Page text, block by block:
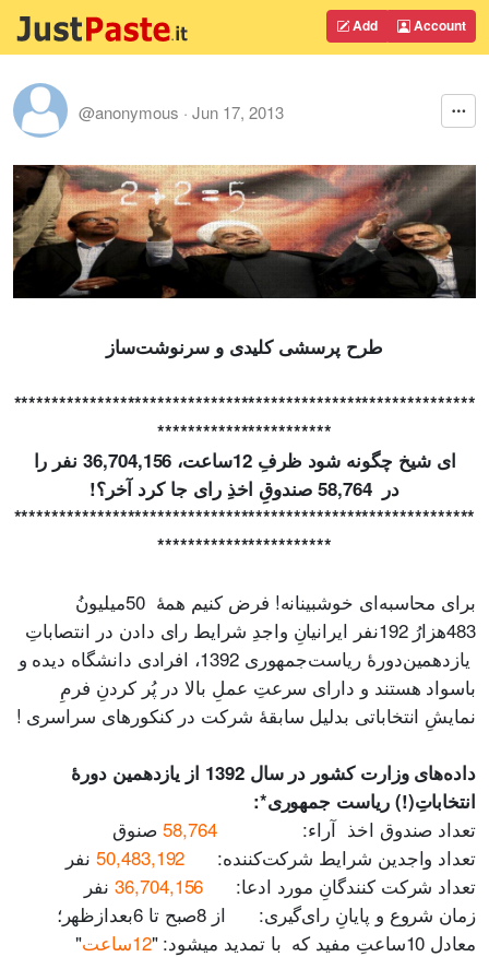
Add Account
@anonymous · Jun 17, 2013
طرح پرسشی کلیدی و سرنوشت‌ساز
******************
***
*******
********
*********
*
***************
***********************
ای شیخ چگونه شود ظرفِ 12ساعت، 36,704,156 نفر را
در 58,764 صندوقِ اخذِ رای جا کرد آخر؟!
*********************
***
*********
*********
*******************
***********************
برای محاسبه‌ای خوشبینانه! فرض کنیم همۀ 50میلیونُ
483هزارُ 192نفر ایرانیانِ واجدِ شرایط رای دادن در انتصاباتِ
یازدهمین‌دورۀ ریاست‌جمهوری 1392، افرادی دانشگاه‌ دیده و
باسواد هستند و دارای سرعتِ عملِ بالا در پُر کردنِ فرمِ
نمایشِ انتخاباتی بدلیل سابقۀ شرکت در کنکورهای سراسری !
داده‌های وزارت کشور در سال 1392 از یازدهمین دورۀ
انتخاباتِ(!) ریاست جمهوری*:
تعداد صندوق اخذ آراء:58,764 صنوق
تعداد واجدین شرایط شرکت‌کننده: 50,483,192نفر
تعداد شرکت کنندگانِ مورد ادعا: 36,704,156نفر
زمان شروع و پایانِ رای‌گیری: از 8صبح تا 6بعدازظهر؛
معادل 10ساعتِ مفید که با تمدید میشود: "
12ساعت
"